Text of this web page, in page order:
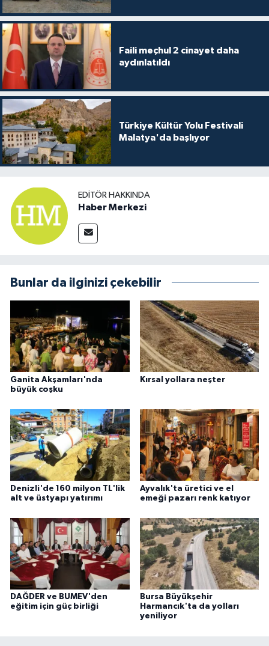
Faili meçhul 2 cinayet daha
aydınlatıldı
Türkiye Kültür Yolu Festivali
Malatya'da başlıyor
EDITÖR HAKKINDA
Haber Merkezi
Bunlar da ilginizi çekebilir
Ganita Akşamları'nda
büyük coşku
Kırsal yollara neşter
Denizli'de 160 milyon TL'lik
alt ve üstyapı yatırımı
Ayvalık'ta üretici ve el
emeği pazarı renk katıyor
DAĞDER ve BUMEV'den
eğitim için güç birliği
Bursa Büyükşehir
Harmancık'ta da yolları
yeniliyor